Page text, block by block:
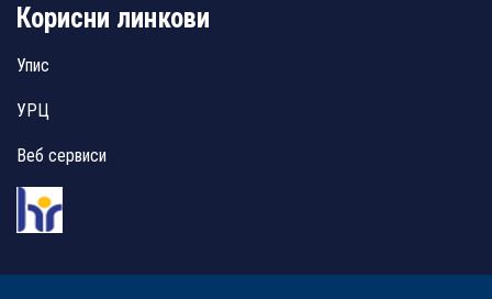
Корисни линкови
Упис
УРЦ
Веб сервиси